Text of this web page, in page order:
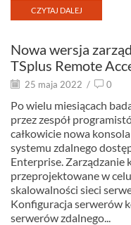
CZYTAJ DALEJ
Nowa wersja
TSplus Remote
25 maja 2022 / 0
Po wielu miesiącach
przez zespół
całkowicie nowa
systemu zdalnego
Enterprise. Zarządzanie
przeprojektowane w
skalowalności sieci
Konfiguracja serwerów
serwerów zdalnego...